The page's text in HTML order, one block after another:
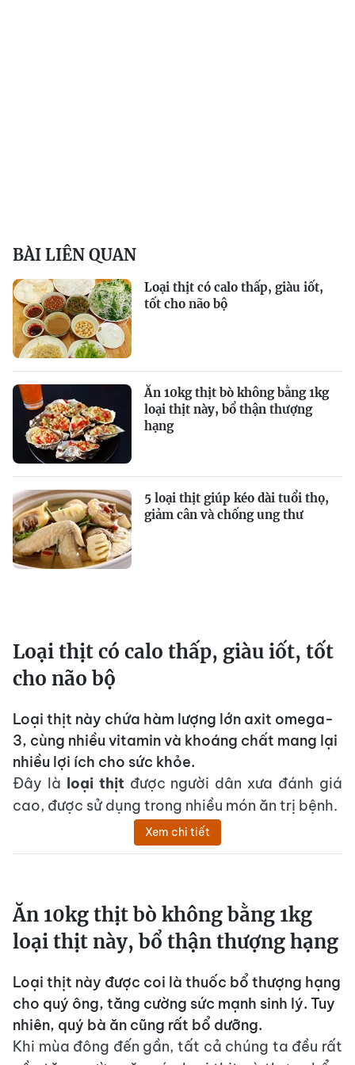
BÀI LIÊN QUAN
Loại thịt có calo thấp, giàu iốt,
tốt cho não bộ
Ăn 10kg thịt bò không bằng 1kg
loại thịt này, bổ thận thượng
hạng
5 loại thịt giúp kéo dài tuổi thọ,
giảm cân và chống ung thư
Loại thịt có calo thấp, giàu iốt, tốt
cho não bộ
Loại thịt này chứa hàm lượng lớn axit omega-
3, cùng nhiều vitamin và khoáng chất mang lại
nhiều lợi ích cho sức khỏe.
Đây là loại thịt được người dân xưa đánh giá
cao, được sử dụng trong nhiều món ăn trị bệnh.
Xem chi tiết
Ăn 10kg thịt bò không bằng 1kg
loại thịt này, bổ thận thượng hạng
Loại thịt này được coi là thuốc bổ thượng hạng
cho quý ông, tăng cường sức mạnh sinh lý. Tuy
nhiên, quý bà ăn cũng rất bổ dưỡng.
Khi mùa đông đến gần, tất cả chúng ta đều rất